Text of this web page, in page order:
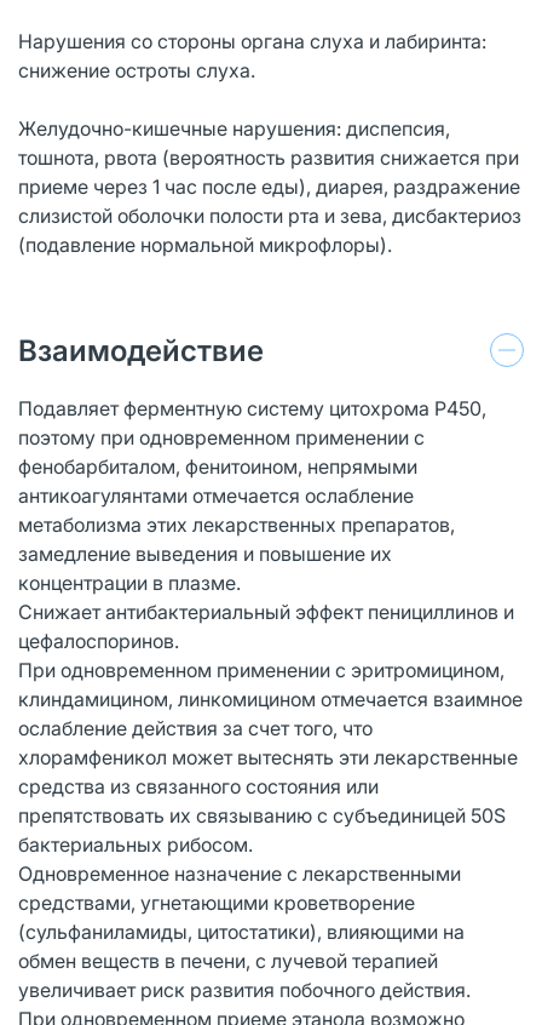
Нарушения со стороны органа слуха и лабиринта:
снижение остроты слуха.
Желудочно-кишечные нарушения: диспепсия,
тошнота, рвота (вероятность развития снижается при
приеме через 1 час после еды), диарея, раздражение
слизистой оболочки полости рта и зева, дисбактериоз
(подавление нормальной микрофлоры).
Взаимодействие
Подавляет ферментную систему цитохрома Р450,
поэтому при одновременном применении с
фенобарбиталом, фенитоином, непрямыми
антикоагулянтами отмечается ослабление
метаболизма этих лекарственных препаратов,
замедление выведения и повышение их
концентрации в плазме.
Снижает антибактериальный эффект пенициллинов и
цефалоспоринов.
При одновременном применении с эритромицином,
клиндамицином, линкомицином отмечается взаимное
ослабление действия за счет того, что
хлорамфеникол может вытеснять эти лекарственные
средства из связанного состояния или
препятствовать их связыванию с субъединицей 50S
бактериальных рибосом.
Одновременное назначение с лекарственными
средствами, угнетающими кроветворение
(сульфаниламиды, цитостатики), влияющими на
обмен веществ в печени, с лучевой терапией
увеличивает риск развития побочного действия.
При одновременном приеме этанола возможно